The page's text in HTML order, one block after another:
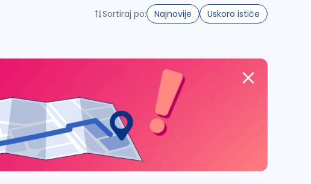
Sortiraj po: Najnovije Uskoro ističe